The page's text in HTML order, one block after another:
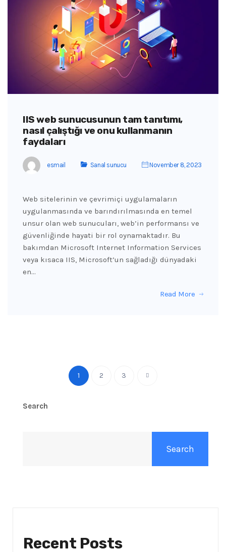
IIS web sunucusunun tam tanıtımı,
nasıl çalıştığı ve onu kullanmanın
faydaları
esmail Sanal sunucu November 8, 2023
Web sitelerinin ve çevrimiçi uygulamaların
uygulanmasında ve barındırılmasında en temel
unsur olan web sunucuları, web’in performansı ve
güvenliğinde hayati bir rol oynamaktadır. Bu
bakımdan Microsoft Internet Information Services
veya kısaca IIS, Microsoft’un sağladığı dünyadaki
en…
Read More
1 2 3
Search
Search
Recent Posts